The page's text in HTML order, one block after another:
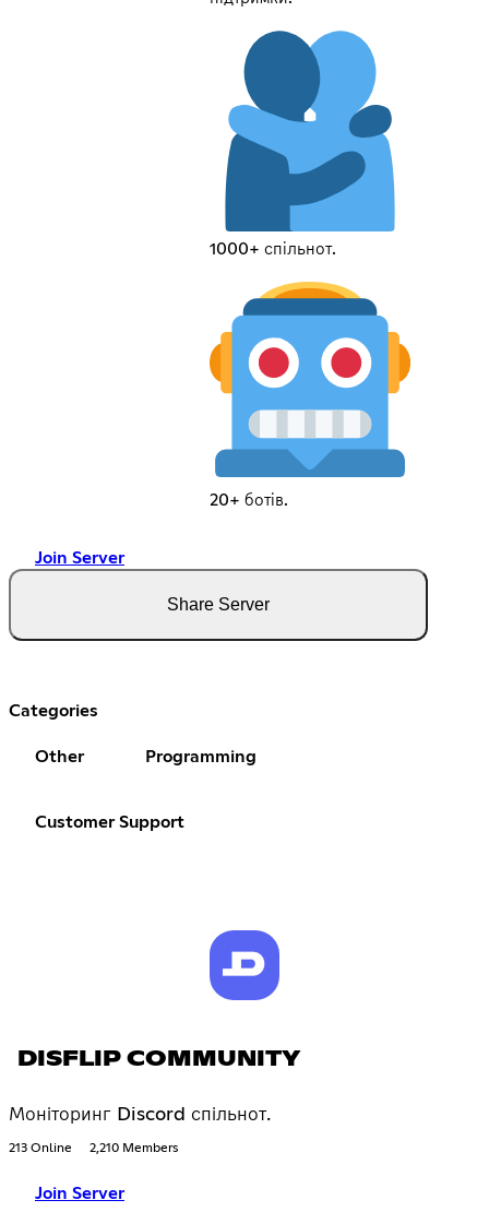
1000+ спільнот.
20+ ботів.
Join Server
Share Server
Categories
Other Programming
Customer Support
DISFLIP COMMUNITY
Моніторинг Discord спільнот.
213 Online 2,210 Members
Join Server